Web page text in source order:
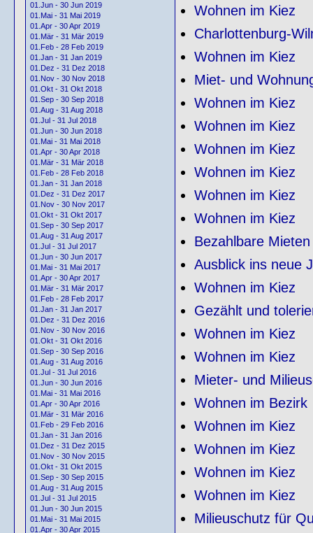
01.Jun - 30 Jun 2019
01.Mai - 31 Mai 2019
01.Apr - 30 Apr 2019
01.Mär - 31 Mär 2019
01.Feb - 28 Feb 2019
01.Jan - 31 Jan 2019
01.Dez - 31 Dez 2018
01.Nov - 30 Nov 2018
01.Okt - 31 Okt 2018
01.Sep - 30 Sep 2018
01.Aug - 31 Aug 2018
01.Jul - 31 Jul 2018
01.Jun - 30 Jun 2018
01.Mai - 31 Mai 2018
01.Apr - 30 Apr 2018
01.Mär - 31 Mär 2018
01.Feb - 28 Feb 2018
01.Jan - 31 Jan 2018
01.Dez - 31 Dez 2017
01.Nov - 30 Nov 2017
01.Okt - 31 Okt 2017
01.Sep - 30 Sep 2017
01.Aug - 31 Aug 2017
01.Jul - 31 Jul 2017
01.Jun - 30 Jun 2017
01.Mai - 31 Mai 2017
01.Apr - 30 Apr 2017
01.Mär - 31 Mär 2017
01.Feb - 28 Feb 2017
01.Jan - 31 Jan 2017
01.Dez - 31 Dez 2016
01.Nov - 30 Nov 2016
01.Okt - 31 Okt 2016
01.Sep - 30 Sep 2016
01.Aug - 31 Aug 2016
01.Jul - 31 Jul 2016
01.Jun - 30 Jun 2016
01.Mai - 31 Mai 2016
01.Apr - 30 Apr 2016
01.Mär - 31 Mär 2016
01.Feb - 29 Feb 2016
01.Jan - 31 Jan 2016
01.Dez - 31 Dez 2015
01.Nov - 30 Nov 2015
01.Okt - 31 Okt 2015
01.Sep - 30 Sep 2015
01.Aug - 31 Aug 2015
01.Jul - 31 Jul 2015
01.Jun - 30 Jun 2015
01.Mai - 31 Mai 2015
01.Apr - 30 Apr 2015
Wohnen im Kiez
Charlottenburg-
Wohnen im Kiez
Miet- und
Wohnen im Kiez
Wohnen im Kiez
Wohnen im Kiez
Wohnen im Kiez
Wohnen im Kiez
Wohnen im Kiez
Bezahlbare
Ausblick ins neue
Wohnen im Kiez
Gezählt und
Wohnen im Kiez
Wohnen im Kiez
Mieter- und
Wohnen im Bezirk
Wohnen im Kiez
Wohnen im Kiez
Wohnen im Kiez
Wohnen im Kiez
Milieuschutz für